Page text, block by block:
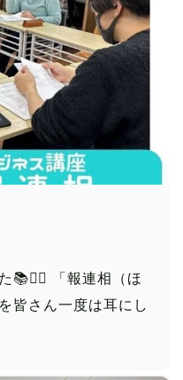
📚✍🏻 「報連相（ほ
皆さん一度は耳にし